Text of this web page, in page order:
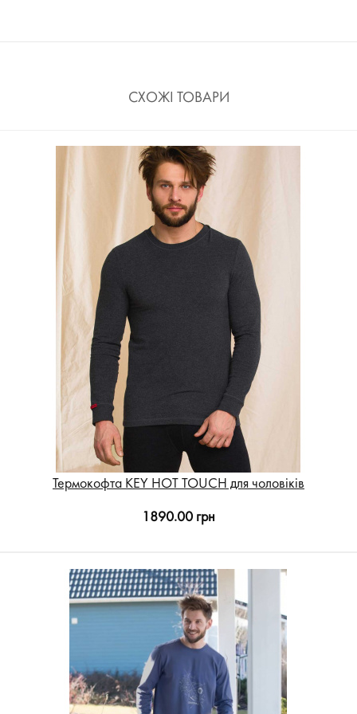
СХОЖІ ТОВАРИ
Термокофта KEY HOT TOUCH для чоловіків
1890.00 грн